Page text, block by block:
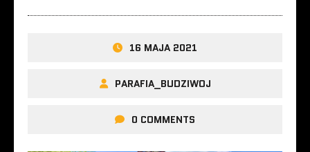
16 MAJA 2021
PARAFIA_BUDZIWOJ
0 COMMENTS